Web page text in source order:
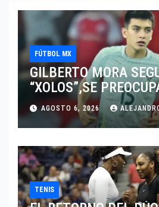
FÚTBOL MX
GILBERTO MORA
“XOLOS”,SE
JUGAR EN SU EQUIPO.
AGOSTO 6, 2026
TENIS